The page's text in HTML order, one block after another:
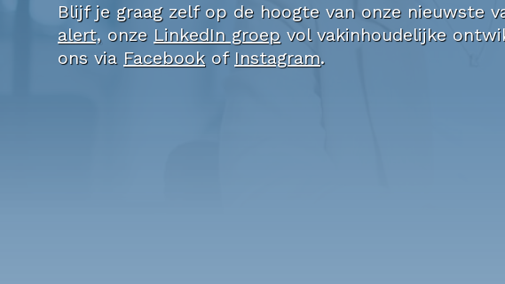
Blijf je graag zelf op de hoogte van onze nieuwste
alert, onze LinkedIn groep vol vakinhoudelijke
ons via Facebookof Instagram.